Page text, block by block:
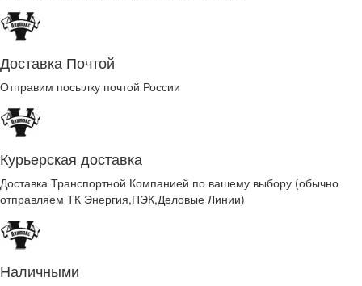
Доставка Почтой
Отправим посылку почтой России
Курьерская доставка
Доставка Транспортной Компанией по вашему выбору (обычно
отправляем ТК Энергия,ПЭК,Деловые Линии)
Наличными